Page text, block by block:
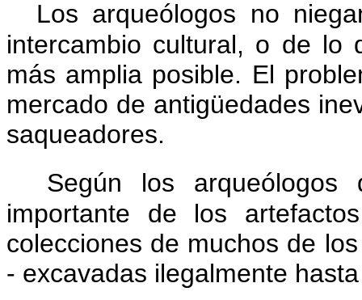
Los arqueólogos no
intercambio cultural, o de lo
más amplia posible. El
mercado de antigüedades
saqueadores.
Según los
importante de los
colecciones de muchos de
- excavadas ilegalmente